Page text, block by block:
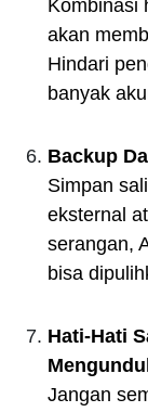
Kombinasi
akan
Hindari
banyak
Backup
Simpan
eksternal
serangan,
bisa
Hati-Hati
Jangan